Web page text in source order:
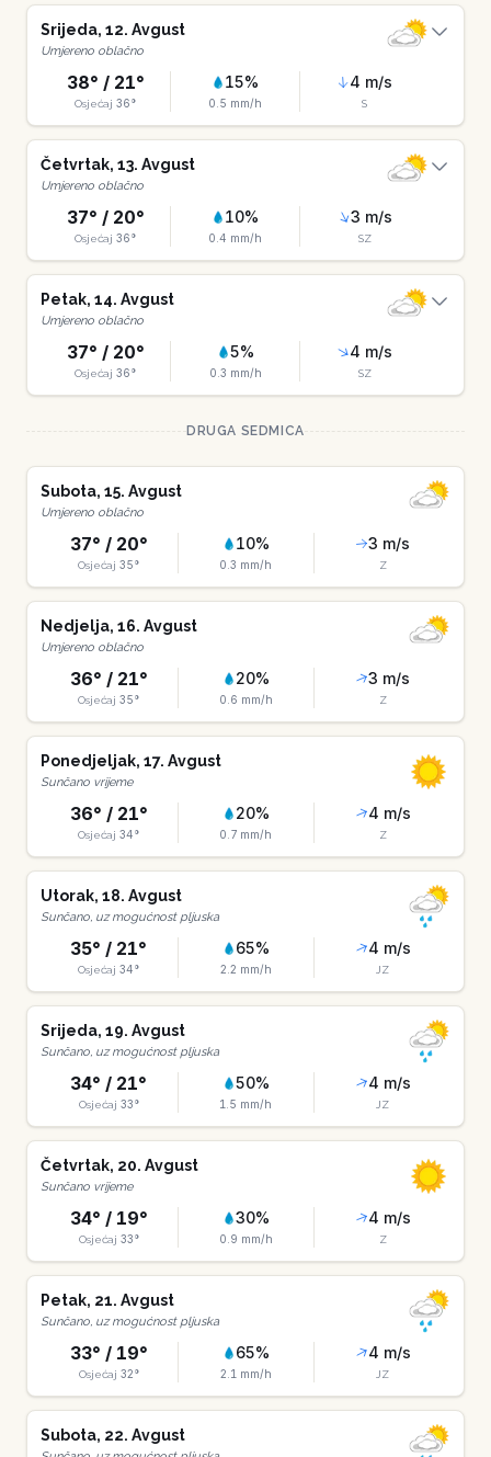
Srijeda, 12. Avgust
Umjereno oblačno
38° / 21°
Osjećaj 36°
15%
0.5 mm/h
4 m/s
S
Četvrtak, 13. Avgust
Umjereno oblačno
37° / 20°
Osjećaj 36°
10%
0.4 mm/h
3 m/s
SZ
Petak, 14. Avgust
Umjereno oblačno
37° / 20°
Osjećaj 36°
5%
0.3 mm/h
4 m/s
SZ
DRUGA SEDMICA
Subota, 15. Avgust
Umjereno oblačno
37° / 20°
Osjećaj 35°
10%
0.3 mm/h
3 m/s
Z
Nedjelja, 16. Avgust
Umjereno oblačno
36° / 21°
Osjećaj 35°
20%
0.6 mm/h
3 m/s
Z
Ponedjeljak, 17. Avgust
Sunčano vrijeme
36° / 21°
Osjećaj 34°
20%
0.7 mm/h
4 m/s
Z
Utorak, 18. Avgust
Sunčano, uz mogućnost pljuska
35° / 21°
Osjećaj 34°
65%
2.2 mm/h
4 m/s
JZ
Srijeda, 19. Avgust
Sunčano, uz mogućnost pljuska
34° / 21°
Osjećaj 33°
50%
1.5 mm/h
4 m/s
JZ
Četvrtak, 20. Avgust
Sunčano vrijeme
34° / 19°
Osjećaj 33°
30%
0.9 mm/h
4 m/s
Z
Petak, 21. Avgust
Sunčano, uz mogućnost pljuska
33° / 19°
Osjećaj 32°
65%
2.1 mm/h
4 m/s
JZ
Subota, 22. Avgust